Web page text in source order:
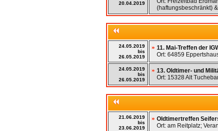
20.04.2019
(haftungsbeschränkt)
24.05.2019
bis
26.05.2019
11. Mai-Treffen der
Ort: 64859
24.05.2019
bis
26.05.2019
13. Oldtimer- und
Ort: 15328 Alt
21.06.2019
bis
23.06.2019
Oldtimertreffen
Ort: am Reitplatz;